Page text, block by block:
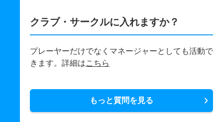
クラブ・サークルに入れますか？
プレーヤーだけでなくマネージャーとしても活動で
きます。詳細はこちら
もっと質問を見る